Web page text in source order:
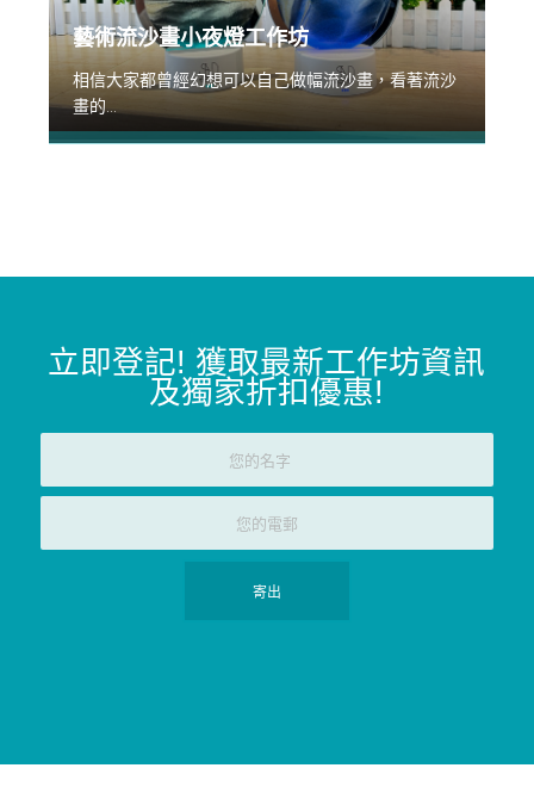
藝術流沙畫小夜燈工作坊
相信大家都曾經幻想可以自己做幅流沙畫，看著流沙
畫的...
立即登記! 獲取最新工作坊資訊
及獨家折扣優惠!